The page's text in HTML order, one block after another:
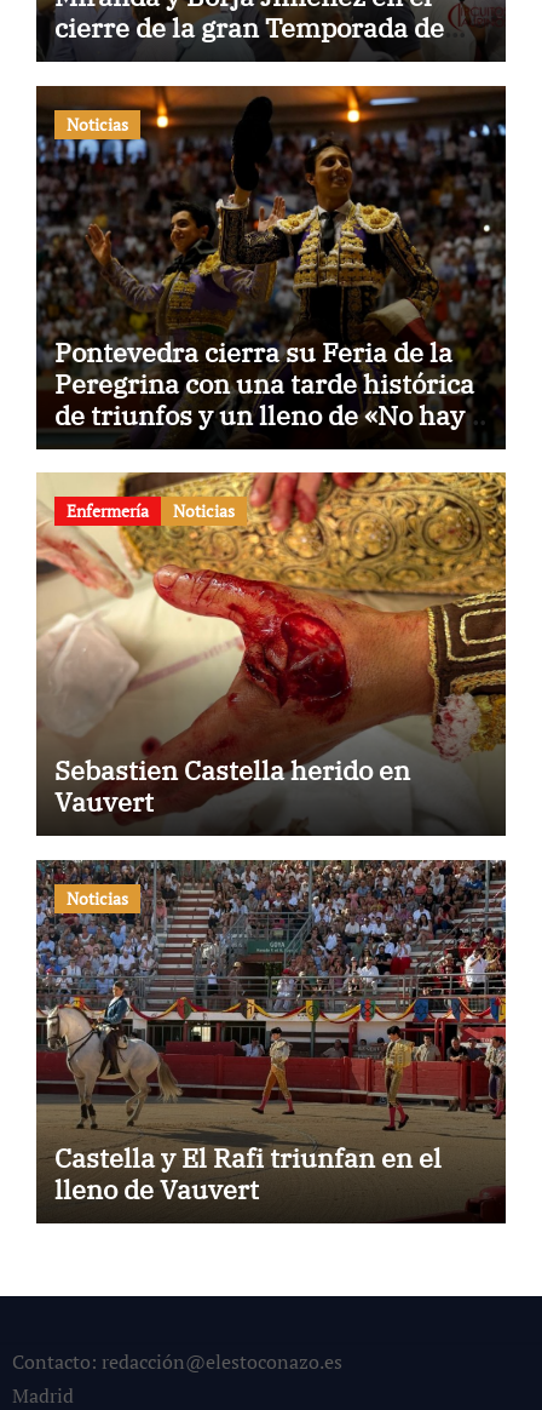
cierre de la gran Temporada de
Verano de El Puerto
Noticias
Pontevedra cierra su Feria de la
Peregrina con una tarde histórica
de triunfos y un lleno de «No hay
billetes»
Enfermería Noticias
Sebastien Castella herido en
Vauvert
Noticias
Castella y El Rafi triunfan en el
lleno de Vauvert
Contacto: redacción@elestoconazo.es
Madrid